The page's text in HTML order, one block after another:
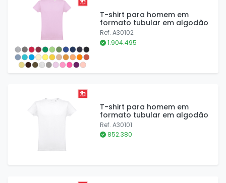
T-shirt para homem em
formato tubular em algodão
Ref. A30102
1.904.495
T-shirt para homem em
formato tubular em algodão
Ref. A30101
852.380